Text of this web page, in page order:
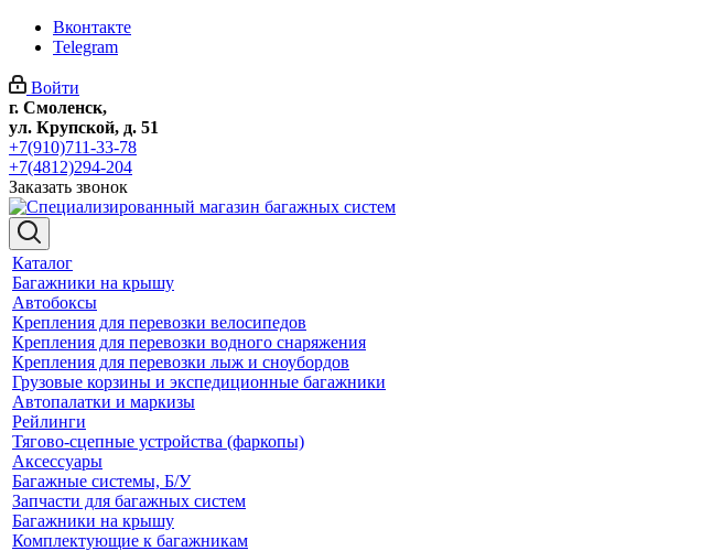
Вконтакте
Telegram
Войти
г. Смоленск,
ул. Крупской, д. 51
+7(910)711-33-78
+7(4812)294-204
Заказать звонок
Каталог
Багажники на крышу
Автобоксы
Крепления для перевозки велосипедов
Крепления для перевозки водного снаряжения
Крепления для перевозки лыж и сноубордов
Грузовые корзины и экспедиционные багажники
Автопалатки и маркизы
Рейлинги
Тягово-сцепные устройства (фаркопы)
Аксессуары
Багажные системы, Б/У
Запчасти для багажных систем
Багажники на крышу
Комплектующие к багажникам